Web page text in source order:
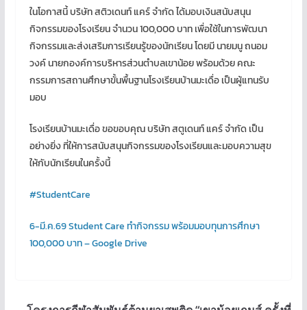
ในโอกาสนี้ บริษัท สติวเดนท์ แคร์ จำกัด ได้มอบเงินสนับสนุน
กิจกรรมของโรงเรียน จำนวน 100,000 บาท เพื่อใช้ในการพัฒนา
กิจกรรมและส่งเสริมการเรียนรู้ของนักเรียน โดยมี นายมนู ถนอม
วงค์ นายกองค์การบริหารส่วนตำบลเขาน้อย พร้อมด้วย คณะ
กรรมการสถานศึกษาขั้นพื้นฐานโรงเรียนบ้านมะเดื่อ เป็นผู้แทนรับ
มอบ
โรงเรียนบ้านมะเดื่อ ขอขอบคุณ บริษัท สตูเดนท์ แคร์ จำกัด เป็น
อย่างยิ่ง ที่ให้การสนับสนุนกิจกรรมของโรงเรียนและมอบความสุข
ให้กับนักเรียนในครั้งนี้
#StudentCare
6-มี.ค.69 Student Care ทำกิจกรรม พร้อมมอบทุนการศึกษา
100,000 บาท – Google Drive